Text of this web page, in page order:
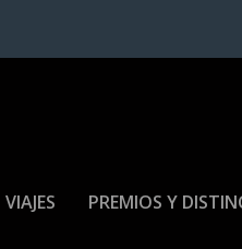
VIAJES PREMIOS Y